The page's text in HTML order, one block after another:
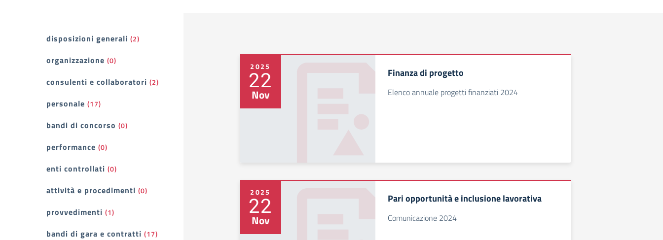
Filtri
disposizioni generali (2)
organizzazione (0)
consulenti e collaboratori (2)
personale (17)
bandi di concorso (0)
performance (0)
enti controllati (0)
attività e procedimenti (0)
provvedimenti (1)
bandi di gara e contratti (17)
2025
22
Nov
Finanza di progetto
Elenco annuale progetti finanziati 2024
2025
22
Nov
Pari opportunità e inclusione lavorativa
Comunicazione 2024